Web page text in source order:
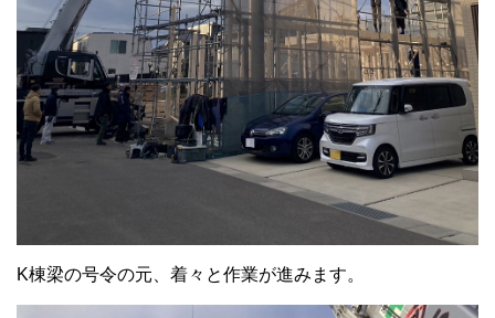
K棟梁の号令の元、着々と作業が進みます。